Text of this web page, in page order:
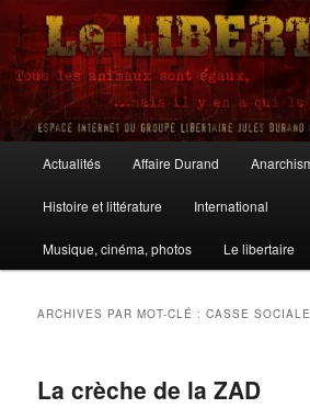
Aller
contenu
principal
Aller
contenu
secondaire
Le Libertaire
principal
Actualités Affaire Durand
Histoire et littérature International
Musique, cinéma, photos Le libertaire
ARCHIVES PAR MOT-CLÉ :CASSE SOCIALE
La crèche de la ZAD